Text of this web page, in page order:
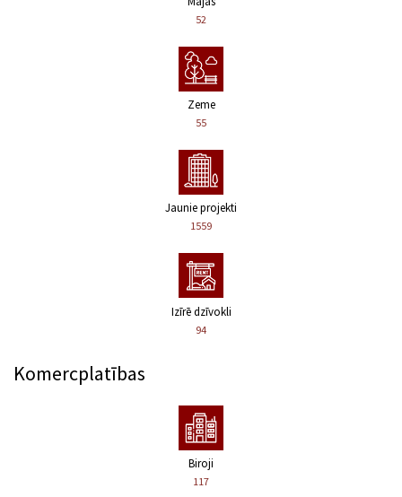
52
Zeme
55
Jaunie projekti
1559
Izīrē dzīvokli
94
Komercplatības
Biroji
117